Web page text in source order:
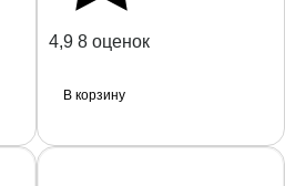
4,9 8 оценок
В корзину